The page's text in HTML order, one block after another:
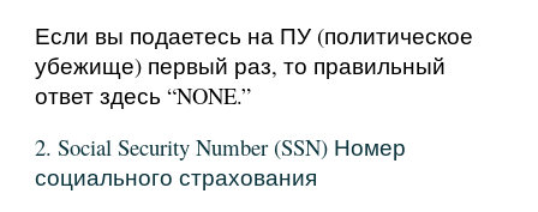
Если вы подаетесь на ПУ (политическое
убежище) первый раз, то правильный
ответ здесь “NONE.”
2. Social Security Number (SSN) Номер
социального страхования